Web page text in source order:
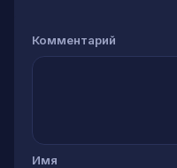
Комментарий
Имя